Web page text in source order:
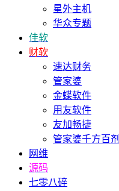
星外主机
华众专题
佳软
财软
速达财务
管家婆
金蝶软件
用友软件
友加畅捷
管家婆千方百剂
网维
源码
七零八碎